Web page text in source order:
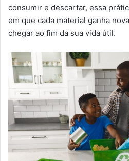
consumir e descartar, essa
em que cada material ganha
chegar ao fim da sua vida útil.